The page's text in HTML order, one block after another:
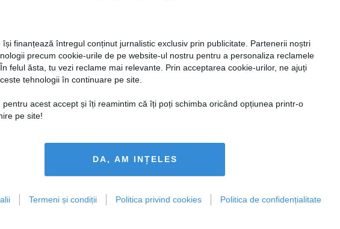
își finanțează întregul conținut jurnalistic exclusiv prin publicitate. Partenerii noștri
precum cookie-urile de pe website-ul nostru pentru a personaliza reclamele
felul ăsta, tu vezi reclame mai relevante. Prin acceptarea cookie-urilor, ne ajuți
tehnologii în continuare pe site.
pentru acest accept și îți reamintim că îți poți schimba oricând opțiunea printr-o
pe site!
DA, AM INȚELES
Termeni și condiții Politica privind cookies Politica de confidențialitate
Ministrul
palmele
Angajații
în plină
pot fi
statul